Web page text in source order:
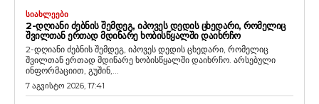
ᲡᲘᲐᲮᲚᲔᲔᲑᲘ
2-ᲓᲦᲘᲐᲜᲘ ᲫᲔᲑᲜᲘᲡ ᲨᲔᲛᲓᲔᲒ, ᲘᲞᲝᲕᲔᲡ ᲓᲔᲓᲘᲡ ᲪᲮᲔᲓᲐᲠᲘ, ᲠᲝᲛᲔᲚᲘᲪ
ᲨᲕᲘᲚᲗᲐᲜ ᲔᲠᲗᲐᲓ ᲛᲓᲘᲜᲐᲠᲔ ᲮᲝᲑᲘᲡᲬᲧᲐᲚᲨᲘ ᲓᲐᲘᲮᲠᲩᲝ
2-დღიანი ძებნის შემდეგ, იპოვეს დედის ცხედარი, რომელიც
შვილთან ერთად მდინარე ხობისწყალში დაიხრჩო. არსებული
ინფორმაციით, გუშინ,...
7 აგვისტო 2026, 17:41